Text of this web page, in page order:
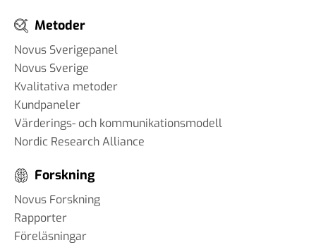
Metoder
Novus Sverigepanel
Novus Sverige
Kvalitativa metoder
Kundpaneler
Värderings- och kommunikationsmodell
Nordic Research Alliance
Forskning
Novus Forskning
Rapporter
Föreläsningar